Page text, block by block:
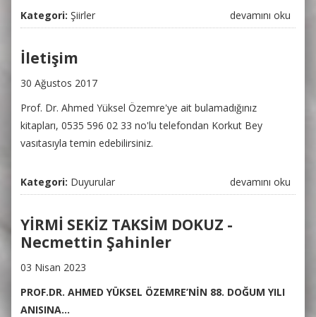
Kategori:Şiirler
TÜM MEVSİMLER
SONBAHAR -
devamını oku
İletişim
30 Ağustos 2017
Prof. Dr. Ahmed Yüksel Özemre'ye ait bulamadığınız
kitapları, 0535 596 02 33 no'lu telefondan Korkut Bey
vasıtasıyla temin edebilirsiniz.
Kategori: Duyurular İletişim hakkında
devamını oku
YİRMİ SEKİZ TAKSİM DOKUZ -
Necmettin Şahinler
03 Nisan 2023
PROF.DR. AHMED YÜKSEL ÖZEMRE’NİN 88. DOĞUM YILI
ANISINA…